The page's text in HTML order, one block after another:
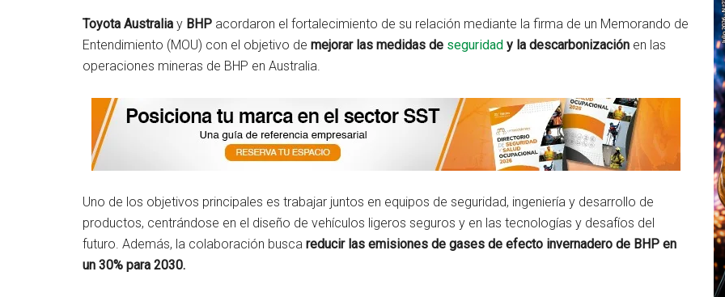
Toyota Australia y BHP acordaron el fortalecimiento de su relación mediante la firma de un Memorando de
Entendimiento (MOU) con el objetivo de mejorar las medidas de seguridad y la descarbonización en las
operaciones mineras de BHP en Australia.
Uno de los objetivos principales es trabajar juntos en equipos de seguridad, ingeniería y desarrollo de
productos, centrándose en el diseño de vehículos ligeros seguros y en las tecnologías y desafíos del
futuro. Además, la colaboración busca reducir las emisiones de gases de efecto invernadero de BHP en
un 30% para 2030.